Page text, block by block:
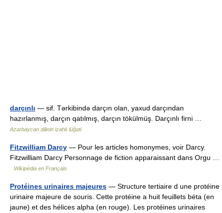
darçınlı — sif. Tərkibində darçın olan, yaxud darçından
hazırlanmış, darçın qatılmış, darçın tökülmüş. Darçınlı firni …
Azərbaycan dilinin izahlı lüğəti
Fitzwilliam Darcy — Pour les articles homonymes, voir Darcy.
Fitzwilliam Darcy Personnage de fiction apparaissant dans Orgu …
Wikipédia en Français
Protéines urinaires majeures — Structure tertiaire d une protéine
urinaire majeure de souris. Cette protéine a huit feuillets béta (en
jaune) et des hélices alpha (en rouge). Les protéines urinaires